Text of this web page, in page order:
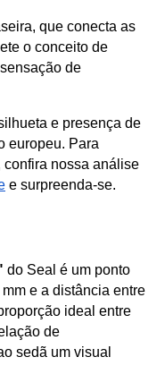
que conecta as
de
e presença de
europeu. Para
nossa análise
e surpreenda-se.
do Seal é um ponto
e a distância entre
ideal entre
de
sedã um visual